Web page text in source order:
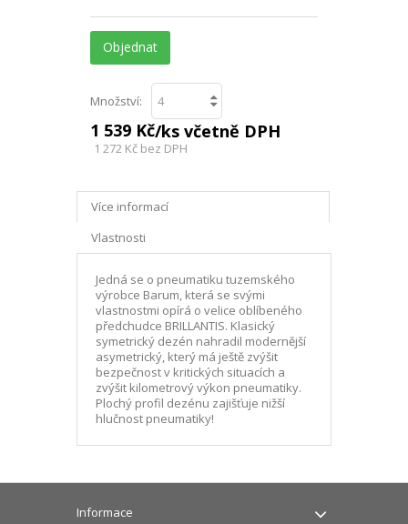
Objednat
Množství:
1 539 Kč/ks včetně DPH
1 272 Kč bez DPH
Více informací
Vlastnosti
Jedná se o pneumatiku tuzemského
výrobce Barum, která se svými
vlastnostmi opírá o velice oblíbeného
předchudce BRILLANTIS. Klasický
symetrický dezén nahradil modernější
asymetrický, který má ještě zvýšit
bezpečnost v kritických situacích a
zvýšit kilometrový výkon pneumatiky.
Plochý profil dezénu zajišťuje nižší
hlučnost pneumatiky!
Informace